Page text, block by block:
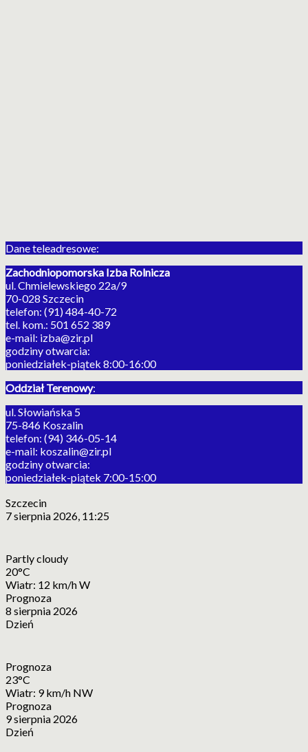
Dane teleadresowe:
Zachodniopomorska Izba Rolnicza
ul. Chmielewskiego 22a/9
70-028 Szczecin
telefon: (91) 484-40-72
tel. kom.: 501 652 389
e-mail: izba@zir.pl
godziny otwarcia:
poniedziałek-piątek 8:00-16:00
Oddział Terenowy:
ul. Słowiańska 5
75-846 Koszalin
telefon: (94) 346-05-14
e-mail: koszalin@zir.pl
godziny otwarcia:
poniedziałek-piątek 7:00-15:00
Szczecin
7 sierpnia 2026, 11:25
Partly cloudy
20°C
Wiatr: 12 km/h W
Prognoza
8 sierpnia 2026
Dzień
Prognoza
23°C
Wiatr: 9 km/h NW
Prognoza
9 sierpnia 2026
Dzień